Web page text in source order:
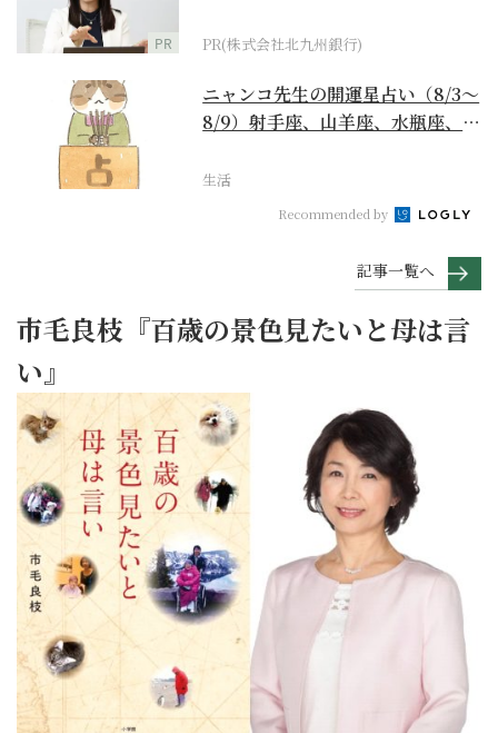
PR PR(株式会社北九州銀行)
ニャンコ先生の開運星占い（8/3～
8/9）射手座、山羊座、水瓶座、魚
生活
Recommended by
記事一覧へ
市毛良枝『百歳の景色見たいと母は言
い』